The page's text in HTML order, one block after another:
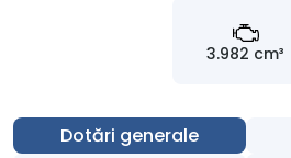
3.982 cm³
Dotări generale